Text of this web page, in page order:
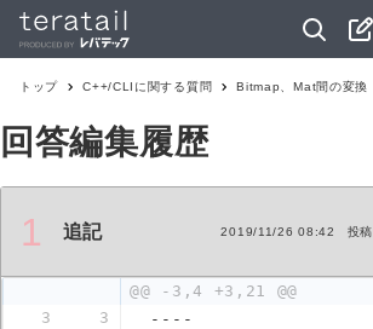
トップ C++/CLI に関する質問 Bitmap、Mat間の変換
回答編集履歴
1 追記 2019/11/26 08:42 投稿
@@ -3,4 +3,21 @@
3
3
----